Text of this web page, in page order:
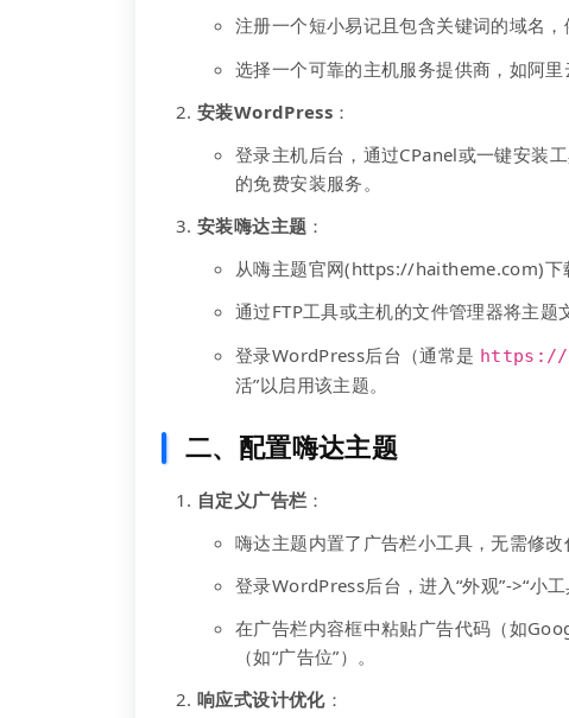
注册一个短小易记且包含关键词的域名，
选择一个可靠的主机服务提供商，如阿
安装WordPress ：
登录主机后台，通过CPanel或一键安装
的免费安装服务。
安装嗨达主题 ：
从嗨主题官网(https://haitheme.com)下
通过FTP工具或主机的文件管理器将主题
登录WordPress后台（通常是 https://
活”以启用该主题。
二、配置嗨达主题
自定义广告栏 ：
嗨达主题内置了广告栏小工具，无需修改
登录WordPress后台，进入“外观”->“小
在广告栏内容框中粘贴广告代码（如
（如“广告位”）。
响应式设计优化：